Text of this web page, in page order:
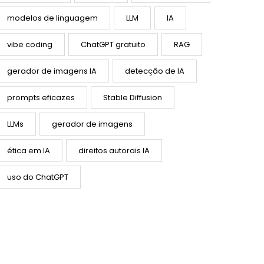
modelos de linguagem LLM IA
vibe coding ChatGPT gratuito RAG
gerador de imagens IA detecção de IA
prompts eficazes Stable Diffusion
LLMs gerador de imagens
ética em IA direitos autorais IA
uso do ChatGPT